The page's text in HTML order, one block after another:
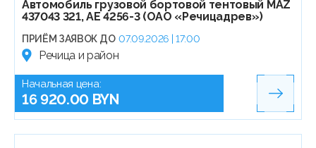
Автомобиль грузовой бортовой тентовый МАZ
437043 321, АЕ 4256-3 (ОАО «Речицадрев»)
ПРИЁМ ЗАЯВОК ДО 07.09.2026 | 17:00
Речица и район
Начальная цена:
16 920.00 BYN